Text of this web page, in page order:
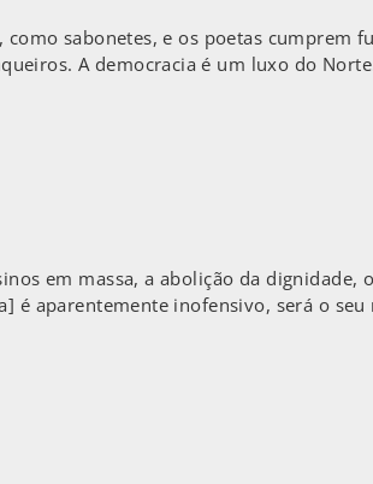
como sabonetes, e os poetas cumprem
A democracia é um luxo do
em massa, a abolição da
é aparentemente inofensivo, será o